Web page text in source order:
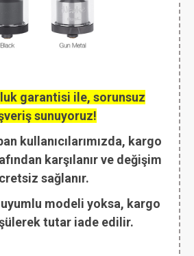
garantisi ile, sorunsuz
sunuyoruz!
kullanıcılarımızda, kargo
karşılanır ve değişim
sağlanır.
modeli yoksa, kargo
tutar iade edilir.